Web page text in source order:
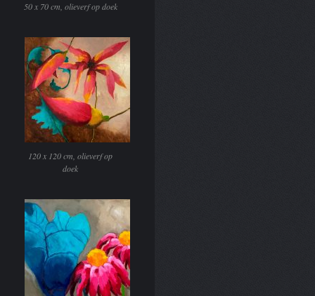
50 x 70 cm, olieverf op doek
120 x 120 cm, olieverf op
doek